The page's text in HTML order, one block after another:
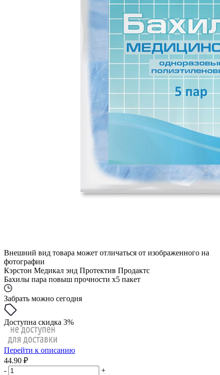
Внешний вид товара может отличаться от изображенного на
фотографии
Кэрстон Медикал энд Протектив Продактс
Бахилы пара повыш прочности x5 пакет
Забрать можно сегодня
Доступна скидка 3%
Перейти к описанию
44.90 ₽
-
+